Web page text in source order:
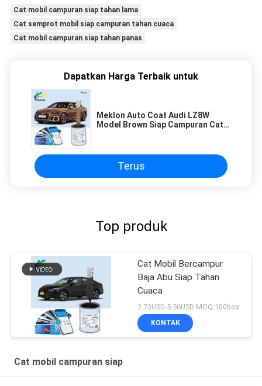
Cat mobil campuran siap tahan lama
Cat semprot mobil siap campuran tahan cuaca
Cat mobil campuran siap tahan panas
Dapatkan Harga Terbaik untuk
Meklon Auto Coat Audi LZ8W
Model Brown Siap Campuran Cat
Terus
Top produk
Cat Mobil Bercampur
Baja Abu Siap Tahan
Cuaca
2.73USD-5.56USD MOQ:100box
KONTAK
Cat mobil campuran siap